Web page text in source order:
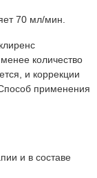
70 мл/мин.
количество
и коррекции
применения
и в составе